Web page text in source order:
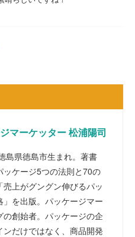
マーケッター 松浦陽司
島県徳島市生まれ。著書
ッケージ5つの法則と70の
売上がグングン伸びるパッ
」を出版。パッケージマー
の創始者。パッケージの企
ンだけではなく、商品開発